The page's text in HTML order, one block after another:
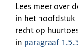
Lees meer over
in het hoofdstuk
recht op
in paragraaf